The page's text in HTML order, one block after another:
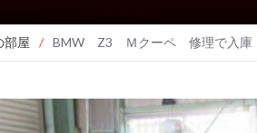
部屋 / BMW Z3 Ｍクーペ 修理で入庫